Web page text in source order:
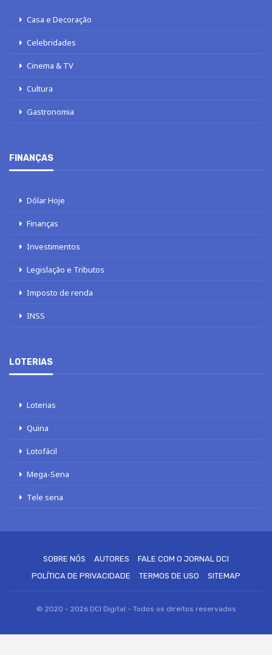
Casa e Decoração
Celebridades
Cinema & TV
Cultura
Gastronomia
FINANÇAS
Dólar Hoje
Finanças
Investimentos
Legislação e Tributos
Imposto de renda
INSS
LOTERIAS
Loterias
Quina
Lotofácil
Mega-Sena
Tele sena
SOBRE NÓS AUTORES
FALE COM O JORNAL DCI
POLÍTICA DE PRIVACIDADE
TERMOS DE USO SITEMAP
© 2020 - 2026 DCI Digital - Todos os direitos reservados